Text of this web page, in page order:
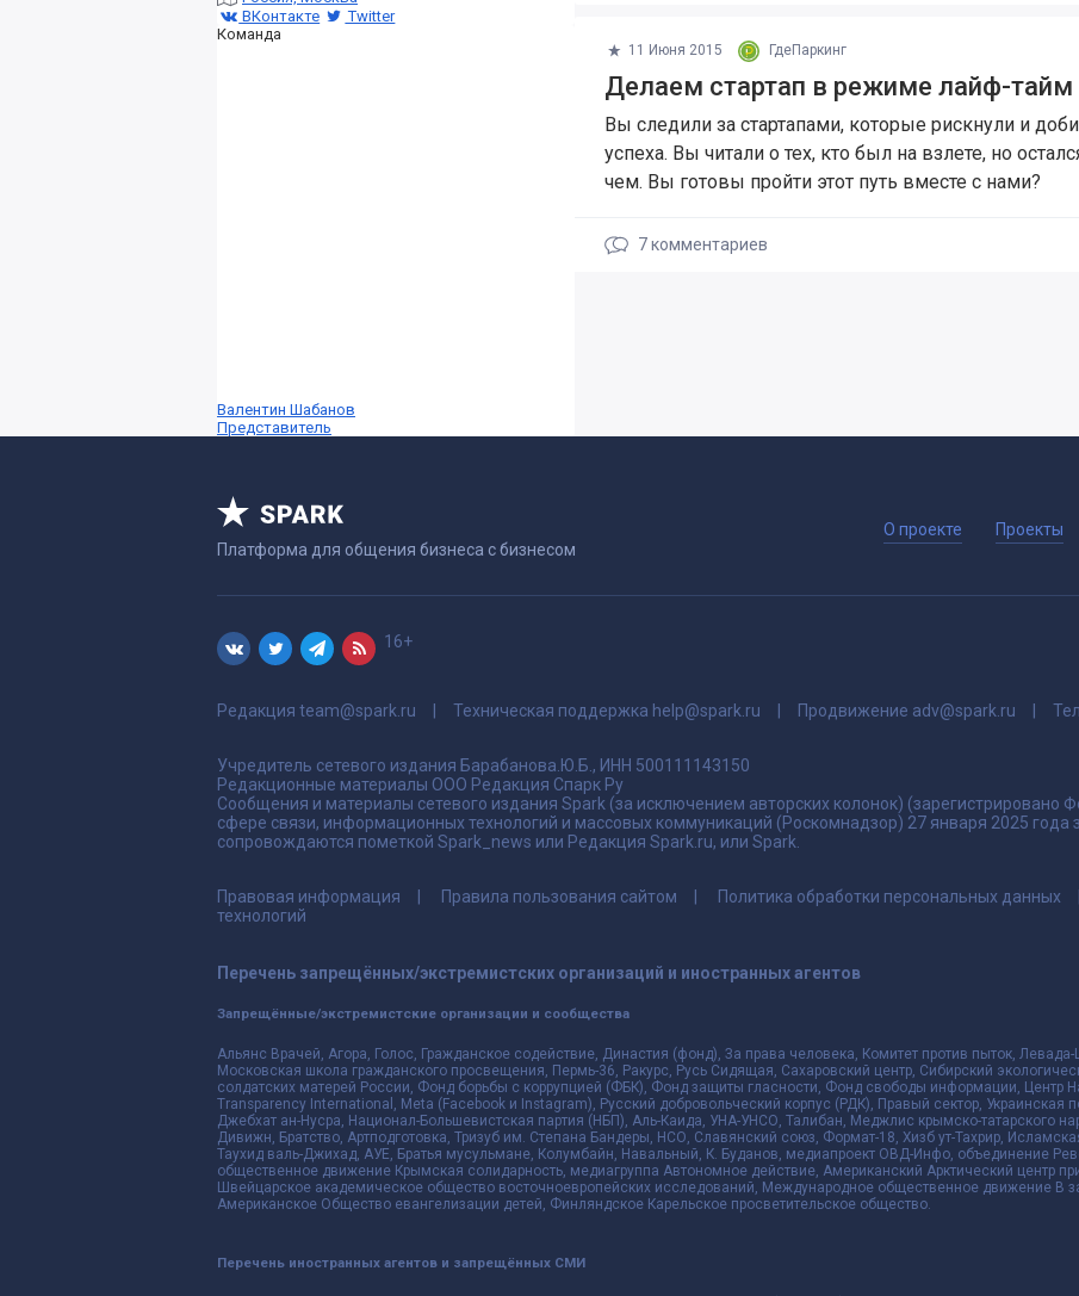
ВКонтакте
Twitter
Команда
Валентин Шабанов
Представитель
11 Июня 2015 ГдеПаркинг
Делаем стартап в режиме лайф-тайм
Вы следили за стартапами, которые рискнули и
успеха. Вы читали о тех, кто был на взлете, но
чем. Вы готовы пройти этот путь вместе с нами?
7комментариев
Платформа для общения бизнеса с бизнесом
О проекте Проекты
16+
Редакция team@spark.ru Техническая поддержка help@spark.ru Продвижение adv@spark.ru
Учредитель сетевого издания Барабанова.Ю.Б., ИНН 500111143150
Редакционные материалы ООО Редакция Спарк Ру
Сообщения и материалы сетевого издания Spark (за исключением авторских колонок) (зарегистрировано
сфере связи, информационных технологий и массовых коммуникаций (Роскомнадзор) 27 января 2025
сопровождаются пометкой Spark_news или Редакция Spark.ru, или Spark.
Правовая информация Правила пользования сайтом Политика обработки персональных данных
технологий
Перечень запрещённых/экстремистских организаций и иностранных агентов
Запрещённые/экстремистские организации и сообщества
Альянс Врачей, Агора, Голос, Гражданское содействие, Династия (фонд), За права человека, Комитет против пыток,
Московская школа гражданского просвещения, Пермь-36, Ракурс, Русь Сидящая, Сахаровский центр, Сибирский
солдатских матерей России, Фонд борьбы с коррупцией (ФБК), Фонд защиты гласности, Фонд свободы информации, Центр
Transparency International, Meta (Facebook и Instagram), Русский добровольческий корпус (РДК), Правый сектор, Украинская
Джебхат ан-Нусра, Национал-Большевистская партия (НБП), Аль-Каида, УНА-УНСО, Талибан, Меджлис крымско-татарского
Дивижн, Братство, Артподготовка, Тризуб им. Степана Бандеры, НСО, Славянский союз, Формат-18, Хизб ут-Тахрир,
Таухид валь-Джихад, АУЕ, Братья мусульмане, Колумбайн, Навальный, К. Буданов, медиапроект ОВД-Инфо, объединение
общественное движение Крымская солидарность, медиагруппа Автономное действие, Американский Арктический центр
Швейцарское академическое общество восточноевропейских исследований, Международное общественное движение В
Американское Общество евангелизации детей, Финляндское Карельское просветительское общество.
Перечень иностранных агентов и запрещённых СМИ